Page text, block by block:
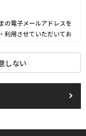
の電子メールアドレスを
利用させていただいてお
客さま情報」といいま
務を果たすために、次
扱いの改善に努めま
情報を取り扱うように要
しない